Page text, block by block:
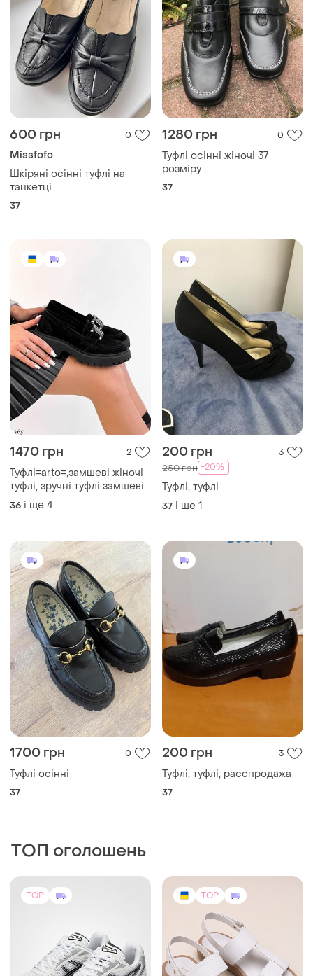
600 грн 0
Missfofo
Шкіряні осінні туфлі на
танкетці
37
1280 грн 0
Туфлі осінні жіночі 37
розміру
37
1470 грн 2
Туфлі=arto=,замшеві жіночі
туфлі, зручні туфлі замшеві
,чорні жіночі туфлі зручні
,туфлі осінні 2022
36 і ще 4
200 грн 3
250 грн -20%
Туфлі, туфлі
37 і ще 1
1700 грн 0
Туфлі осінні
37
200 грн 3
Туфлі, туфлі, расспродажа
37
ТОП оголошень
TOP TOP